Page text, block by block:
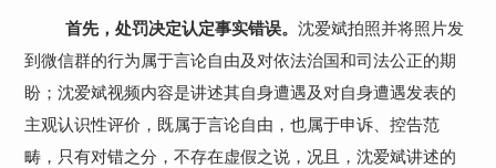
首先，处罚决定认定事实错误。沈爱斌拍照并将照片发
到微信群的行为属于言论自由及对依法治国和司法公正的期
盼；沈爱斌视频内容是讲述其自身遭遇及对自身遭遇发表的
主观认识性评价，既属于言论自由，也属于申诉、控告范
畴，只有对错之分，不存在虚假之说，况且，沈爱斌讲述的